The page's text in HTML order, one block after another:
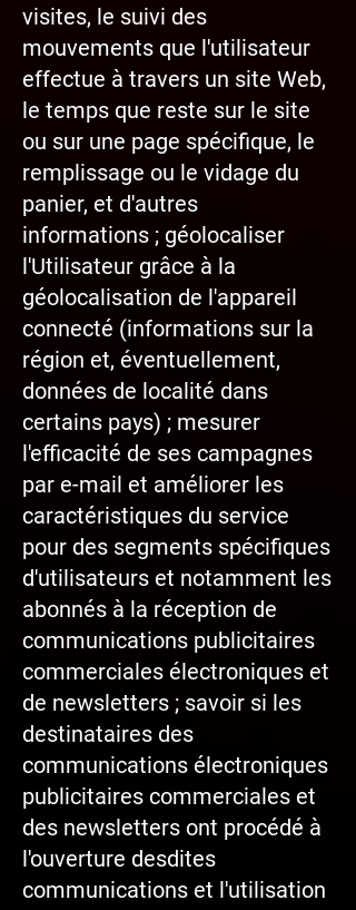
visites, le suivi des
mouvements que l'utilisateur
effectue à travers un site Web,
le temps que reste sur le site
ou sur une page spécifique, le
remplissage ou le vidage du
panier, et d'autres
informations ; géolocaliser
l'Utilisateur grâce à la
géolocalisation de l'appareil
connecté (informations sur la
région et, éventuellement,
données de localité dans
certains pays) ; mesurer
l'efficacité de ses campagnes
par e-mail et améliorer les
caractéristiques du service
pour des segments spécifiques
d'utilisateurs et notamment les
abonnés à la réception de
communications publicitaires
commerciales électroniques et
de newsletters ; savoir si les
destinataires des
communications électroniques
publicitaires commerciales et
des newsletters ont procédé à
l'ouverture desdites
communications et l'utilisation